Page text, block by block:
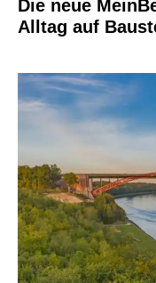
Die neue
Alltag auf